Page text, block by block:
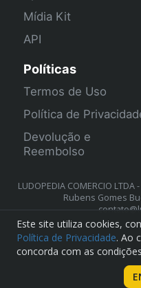
Mídia Kit
API
Políticas
Termos de Uso
Política de
Devolução e
Reembolso
LUDOPEDIA COMERCIO
Rubens Gomes
Este site utiliza cookies,
Política de Privacidade. Ao
concorda com as